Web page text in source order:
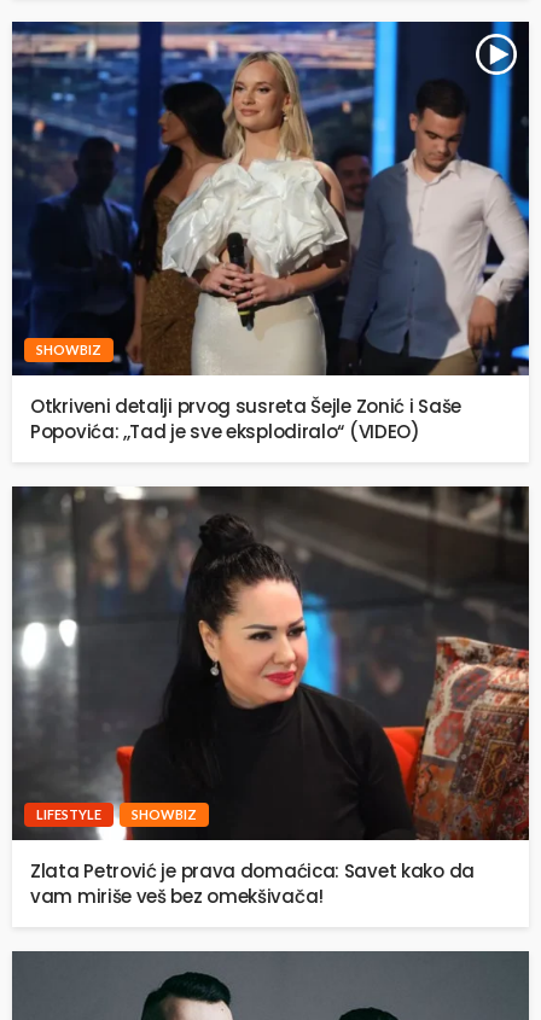
SHOWBIZ
Otkriveni detalji prvog susreta Šejle Zonić i Saše
Popovića: ,,Tad je sve eksplodiralo“ (VIDEO)
LIFESTYLE SHOWBIZ
Zlata Petrović je prava domaćica: Savet kako da
vam miriše veš bez omekšivača!